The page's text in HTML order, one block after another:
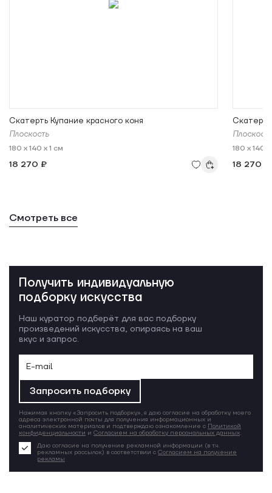
Скатерть Купание красного коня
Плоскость
180 x 140 x 1 см
18 270 ₽
180 x 140
18 270 ₽
Смотреть все
Получить индивидуальную
подборку искусства
Наш куратор подберёт для вас подборку
произведений искусства, опираясь на ваш
вкус и запрос.
Запросить подборку
Нажимая кнопку «Запросить подборку», я даю согласие на обработку моего
адреса электронной почты для получения информационных и
аналитических материалов и подтверждаю ознакомление с Политикой
конфиденциальности и Согласием на обработку персональных данных.
Даю согласие на получение рекламной информации (в т.ч.
рекламных рассылок) в соответствии с Согласием на получение
рекламы